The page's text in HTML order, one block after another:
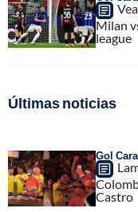
Milan
league
Últimas noticias
Gol
Castro